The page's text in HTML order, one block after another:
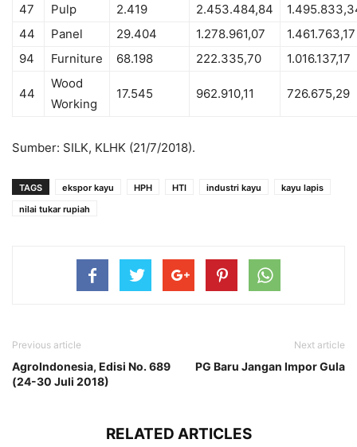
47
Pulp 2.419 2.453.484,84
44
Panel 29.404 1.278.961,07
1.461.763,17
94
Furniture 68.198 222.335,70 1.016.137,17
44
Wood
Working
17.545 962.910,11 726.675,29
Sumber: SILK, KLHK (21/7/2018).
TAGS ekspor kayu HPH HTI industri kayu
kayu lapis
nilai tukar rupiah
Previous article
AgroIndonesia, Edisi No. 689
(24-30 Juli 2018)
Next article
PG Baru Jangan Impor Gula
RELATED ARTICLES